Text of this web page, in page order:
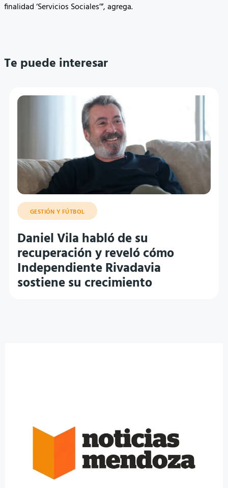
finalidad ‘Servicios Sociales’”, agrega.
Te puede interesar
GESTIÓN Y FÚTBOL
Daniel Vila habló de su
recuperación y reveló cómo
Independiente Rivadavia
sostiene su crecimiento